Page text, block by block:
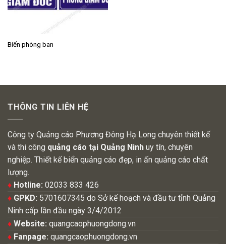
Biển phòng ban
THÔNG TIN LIÊN HỆ
Công ty Quảng cáo Phương Đông Hạ Long chuyên thiết kế
và thi công quảng cáo tại Quảng Ninh uy tín, chuyên
nghiệp. Thiết kế biển quảng cáo đẹp, in ấn quảng cáo chất
lượng.
♦ Hotline: 02033 833 426
♦ GPKD: 5701607345 do Sở kế hoạch và đầu tư tỉnh Quảng
Ninh cấp lần đầu ngày 3/4/2012
♦ Website: quangcaophuongdong.vn
♦ Fanpage: quangcaophuongdong.vn